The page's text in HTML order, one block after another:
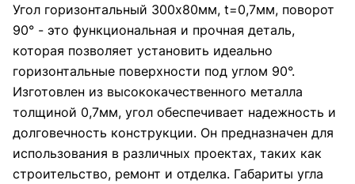
Угол горизонтальный 300x80мм, t=0,7мм, поворот
90° - это функциональная и прочная деталь,
которая позволяет установить идеально
горизонтальные поверхности под углом 90°.
Изготовлен из высококачественного металла
толщиной 0,7мм, угол обеспечивает надежность и
долговечность конструкции. Он предназначен для
использования в различных проектах, таких как
строительство, ремонт и отделка. Габариты угла